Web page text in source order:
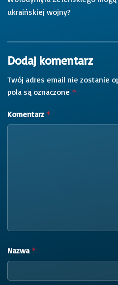
ukraińskiej wojny?
Dodaj komentarz
Twój adres email nie zostanie
pola są oznaczone *
Komentarz *
Nazwa *